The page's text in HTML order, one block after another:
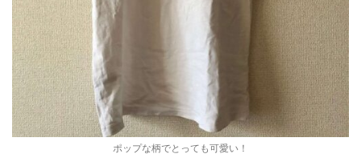
ポップな柄でとっても可愛い！